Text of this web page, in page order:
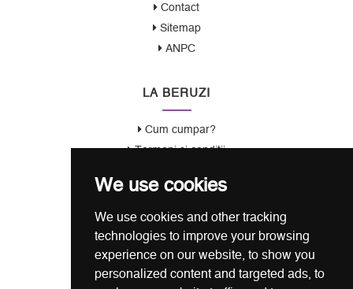
We use cookies
We use cookies and other tracking
technologies to improve your browsing
experience on our website, to show you
personalized content and targeted ads, to
Contact
Sitemap
ANPC
LA BERUZI
Cum cumpar?
Termeni si conditii
Politica de Confidentialitate
Politica de Cookie
ANSPDCP
CONTACT